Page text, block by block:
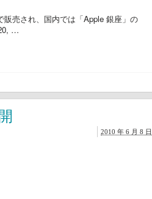
売され、国内では「Apple 銀座」の
…
2010 年 6 月 8 日